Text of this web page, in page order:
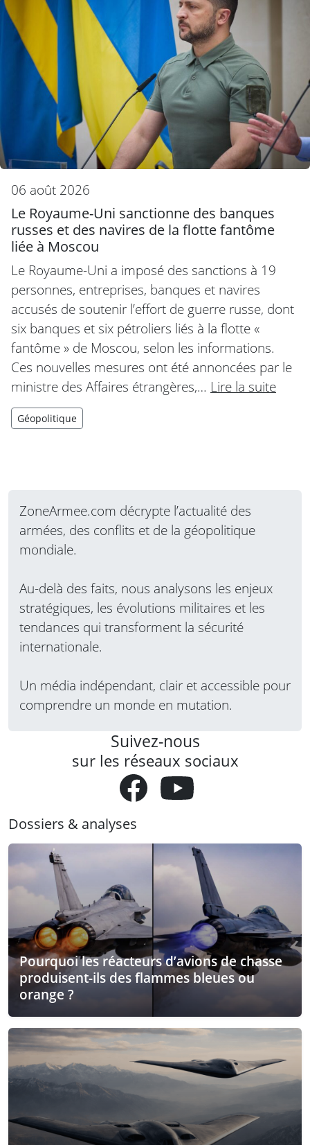
06 août 2026
Le Royaume-Uni sanctionne des banques
russes et des navires de la flotte fantôme
liée à Moscou
Le Royaume-Uni a imposé des sanctions à 19
personnes, entreprises, banques et navires
accusés de soutenir l’effort de guerre russe, dont
six banques et six pétroliers liés à la flotte «
fantôme » de Moscou, selon les informations.
Ces nouvelles mesures ont été annoncées par le
ministre des Affaires étrangères,… Lire la suite
Géopolitique
ZoneArmee.com décrypte l’actualité des
armées, des conflits et de la géopolitique
mondiale.
Au-delà des faits, nous analysons les enjeux
stratégiques, les évolutions militaires et les
tendances qui transforment la sécurité
internationale.
Un média indépendant, clair et accessible pour
comprendre un monde en mutation.
Suivez-nous
sur les réseaux sociaux
Dossiers & analyses
Pourquoi les réacteurs d’avions de chasse
produisent-ils des flammes bleues ou
orange ?